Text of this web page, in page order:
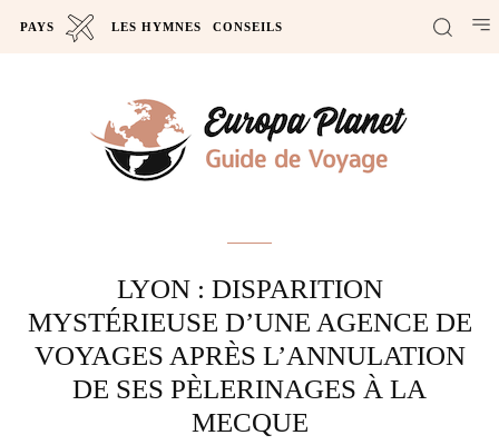
PAYS LES HYMNES CONSEILS
LYON : DISPARITION
MYSTÉRIEUSE D’UNE AGENCE DE
VOYAGES APRÈS L’ANNULATION
DE SES PÈLERINAGES À LA
MECQUE